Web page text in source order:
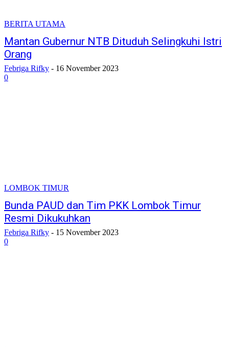
BERITA UTAMA
Mantan Gubernur NTB Dituduh Selingkuhi Istri
Orang
Febriga Rifky - 16 November 2023
0
LOMBOK TIMUR
Bunda PAUD dan Tim PKK Lombok Timur
Resmi Dikukuhkan
Febriga Rifky - 15 November 2023
0